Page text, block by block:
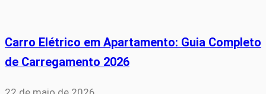
Carro Elétrico em Apartamento: Guia Completo
de Carregamento 2026